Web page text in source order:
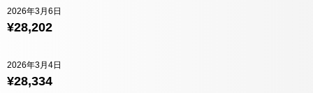
¥28,202
2026年3月6日
¥28,334
2026年3月4日